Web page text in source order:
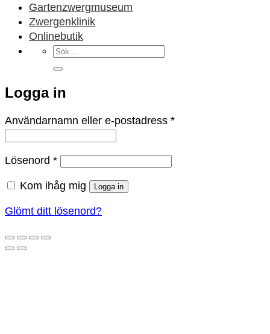
Gartenzwergmuseum
Zwergenklinik
Onlinebutik
Sök
efter:
Logga in
Användarnamn eller e-postadress *Obligatoriskt
Lösenord *Obligatoriskt
Kom ihåg mig Logga in
Glömt ditt lösenord?